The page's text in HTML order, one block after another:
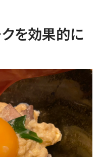
クを効果的に